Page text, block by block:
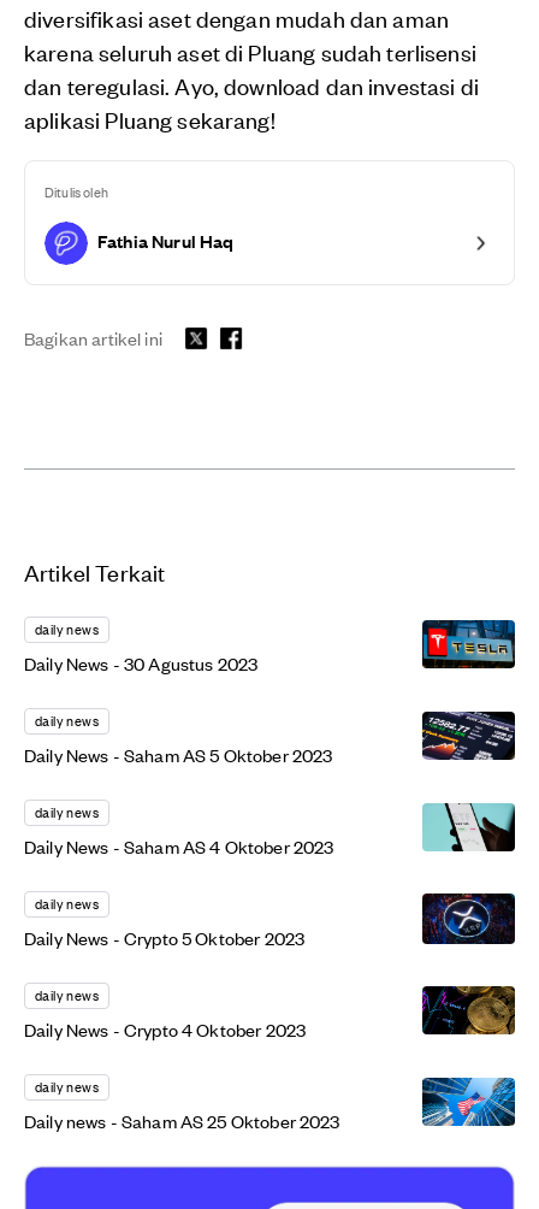
diversifikasi aset dengan mudah dan aman
karena seluruh aset di Pluang sudah terlisensi
dan teregulasi. Ayo, download dan investasi di
aplikasi Pluang sekarang!
Ditulis oleh
Fathia Nurul Haq
Bagikan artikel ini
Artikel Terkait
daily news
Daily News - 30 Agustus 2023
daily news
Daily News - Saham AS 5 Oktober 2023
daily news
Daily News - Saham AS 4 Oktober 2023
daily news
Daily News - Crypto 5 Oktober 2023
daily news
Daily News - Crypto 4 Oktober 2023
daily news
Daily news - Saham AS 25 Oktober 2023